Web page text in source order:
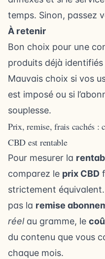
temps. Sinon, passez
À retenir
Bon choix pour une
produits déjà
Mauvais choix si vos
est imposé ou si
souplesse.
Prix, remise, frais cachés :
CBD est rentable
Pour mesurer la
comparez le prix CBD
strictement
pas la remise
réelau gramme, le
du contenu que vous
chaque mois.